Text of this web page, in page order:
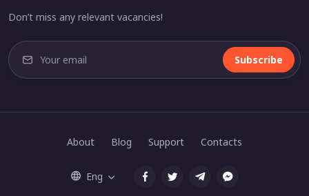
Don’t miss any relevant vacancies!
Subscribe
About Blog Support Contacts
Eng